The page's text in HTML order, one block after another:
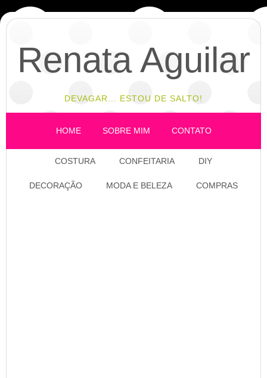
Renata Aguilar
DEVAGAR... ESTOU DE SALTO!
HOME SOBRE MIM CONTATO
COSTURA CONFEITARIA DIY
DECORAÇÃO MODA E BELEZA COMPRAS